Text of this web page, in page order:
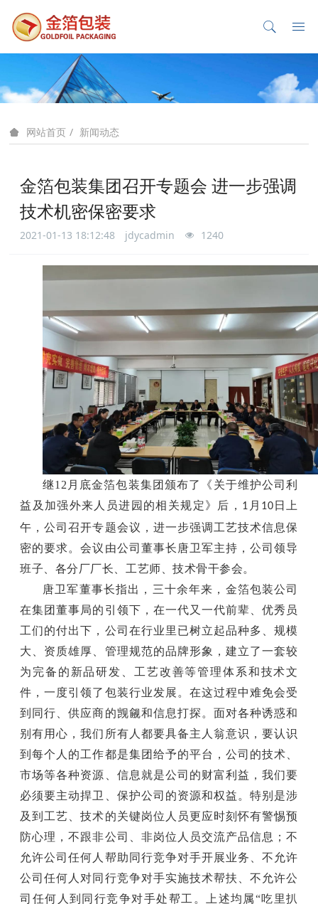
网站首页 新闻动态
金箔包装集团召开专题会 进一步强调
技术机密保密要求
2021-01-13 18:12:48 jdycadmin 1240
继12月底金箔包装集团颁布了《关于维护公司利
益及加强外来人员进园的相关规定》后， 1 月 10 日上
午，公司召开专题会议，进一步强调工艺技术信息保
密的要求。会议由公司董事长唐卫军主持，公司领导
班子、各分厂厂长、工艺师、技术骨干参会。
唐卫军董事长指出，三十余年来，金箔包装公司
在集团董事局的引领下，在一代又一代前辈、优秀员
工们的付出下，公司在行业里已树立起品种多、规模
大、资质雄厚、管理规范的品牌形象，建立了一套较
为完备的新品研发、工艺改善等管理体系和技术文
件，一度引领了包装行业发展。在这过程中难免会受
到同行、供应商的觊觎和信息打探。面对各种诱惑和
别有用心，我们所有人都要具备主人翁意识，要认识
到每个人的工作都是集团给予的平台，公司的技术、
市场等各种资源、信息就是公司的财富利益，我们要
必须要主动捍卫、保护公司的资源和权益。特别是涉
及到工艺、技术的关键岗位人员更应时刻怀有警惕预
防心理，不跟非公司、非岗位人员交流产品信息；不
允许公司任何人帮助同行竞争对手开展业务、不允许
公司任何人对同行竞争对手实施技术帮扶、不允许公
司任何人到同行竞争对手处帮工。上述均属“吃里扒